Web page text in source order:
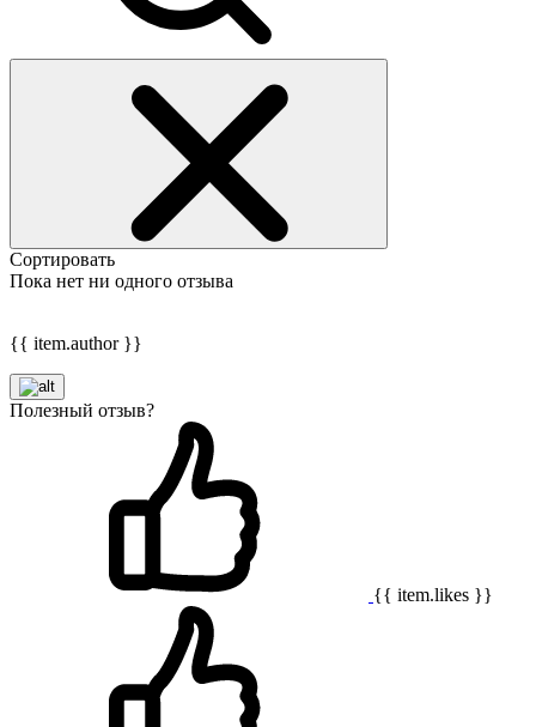
Сортировать
Пока нет ни одного отзыва
{{ item.author }}
Полезный отзыв?
{{ item.likes }}